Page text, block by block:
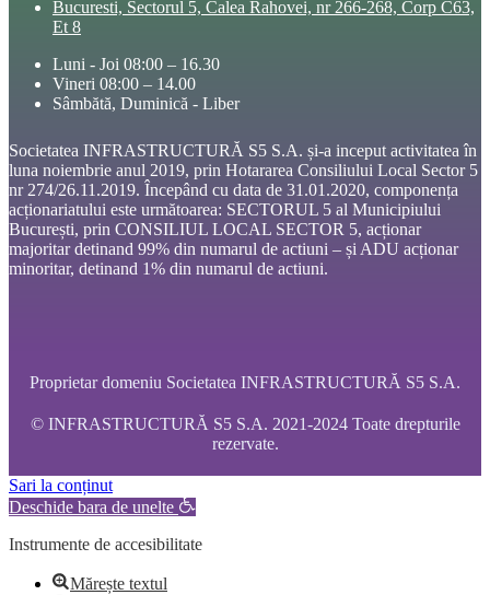
Bucuresti, Sectorul 5, Calea Rahovei, nr 266-268, Corp C63,
Et 8
Luni - Joi 08:00 – 16.30
Vineri 08:00 – 14.00
Sâmbătă, Duminică - Liber
Societatea INFRASTRUCTURĂ S5 S.A. și-a inceput activitatea în
luna noiembrie anul 2019, prin Hotararea Consiliului Local Sector 5
nr 274/26.11.2019. Începând cu data de 31.01.2020, componența
acționariatului este următoarea: SECTORUL 5 al Municipiului
București, prin CONSILIUL LOCAL SECTOR 5, acționar
majoritar detinand 99% din numarul de actiuni – și ADU acționar
minoritar, detinand 1% din numarul de actiuni.
Proprietar domeniu Societatea INFRASTRUCTURĂ S5 S.A.
© INFRASTRUCTURĂ S5 S.A. 2021-2024 Toate drepturile
rezervate.
Sari la conținut
Deschide bara de unelte
Instrumente de accesibilitate
Mărește textul